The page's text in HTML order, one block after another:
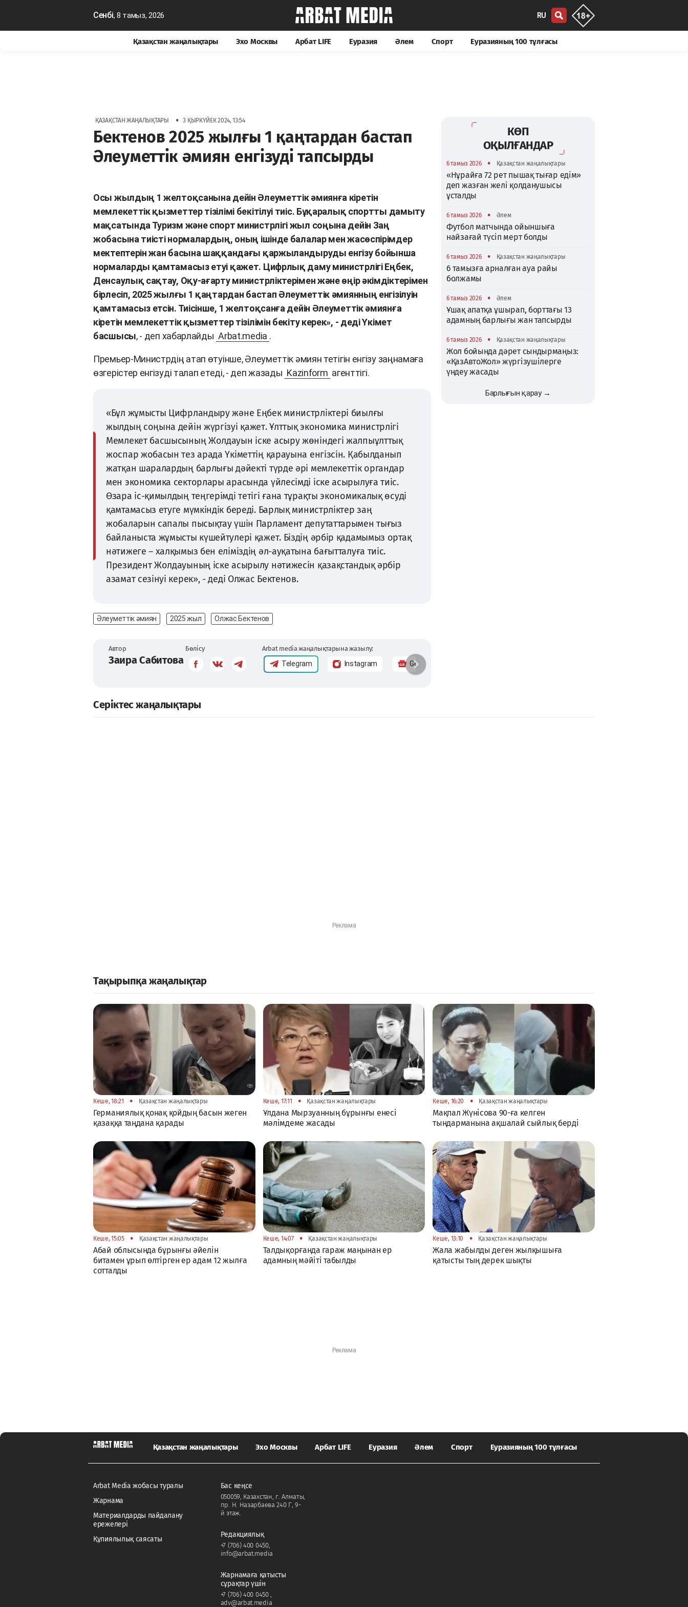
Сенбі, 8 тамыз, 2026 RU
Қазақстан жаңалықтары Эхо Москвы Арбат LIFE Еуразия Әлем Спорт Еуразияның 100 тұлғасы
ҚАЗАҚСТАН ЖАҢАЛЫҚТАРЫ • 3 ҚЫРКҮЙЕК 2024, 13:54
Бектенов 2025 жылғы 1 қаңтардан бастап
Әлеуметтік әмиян енгізуді тапсырды
Осы жылдың 1 желтоқсанына дейін Әлеуметтік әмиянға кіретін
мемлекеттік қызметтер тізілімі бекітілуі тиіс. Бұқаралық спортты дамыту
мақсатында Туризм және спорт министрлігі жыл соңына дейін Заң
жобасына тиісті нормалардың, оның ішінде балалар мен жасөспірімдер
мектептерін жан басына шаққандағы қаржыландыруды енгізу бойынша
нормаларды қамтамасыз етуі қажет. Цифрлық даму министрлігі Еңбек,
Денсаулық сақтау, Оқу-ағарту министрліктерімен және өңір әкімдіктерімен
бірлесіп, 2025 жылғы 1 қаңтардан бастап Әлеуметтік әмиянның енгізілуін
қамтамасыз етсін. Тиісінше, 1 желтоқсанға дейін Әлеуметтік әмиянға
кіретін мемлекеттік қызметтер тізілімін бекіту керек», - деді Үкімет
басшысы, - деп хабарлайды Arbat.media .
Премьер-Министрдің атап өтуінше, Әлеуметтік әмиян тетігін енгізу заңнамаға
өзгерістер енгізуді талап етеді, - деп жазады Kazinform агенттігі.
«Бұл жұмысты Цифрландыру және Еңбек министрліктері биылғы
жылдың соңына дейін жүргізуі қажет. Ұлттық экономика министрлігі
Мемлекет басшысының Жолдауын іске асыру жөніндегі жалпыұлттық
жоспар жобасын тез арада Үкіметтің қарауына енгізсін. Қабылданып
жатқан шаралардың барлығы дәйекті түрде әрі мемлекеттік органдар
мен экономика секторлары арасында үйлесімді іске асырылуға тиіс.
Өзара іс-қимылдың теңгерімді тетігі ғана тұрақты экономикалық өсуді
қамтамасыз етуге мүмкіндік береді. Барлық министрліктер заң
жобаларын сапалы пысықтау үшін Парламент депутаттарымен тығыз
байланыста жұмысты күшейтулері қажет. Біздің әрбір қадамымыз ортақ
нәтижеге – халқымыз бен еліміздің әл-ауқатына бағытталуға тиіс.
Президент Жолдауының іске асырылу нәтижесін қазақстандық әрбір
азамат сезінуі керек», - деді Олжас Бектенов.
Әлеуметтік әмиян 2025 жыл Олжас Бектенов
Автор
Заира Сабитова
Бөлісу Arbat media жаңалықтарына жазылу:
Telegram Instagram Google News
КӨП
ОҚЫЛҒАНДАР
6 тамыз 2026 • Қазақстан жаңалықтары
«Нұрайға 72 рет пышақ тығар едім»
деп жазған желі қолданушысы
ұсталды
6 тамыз 2026 • Әлем
Футбол матчында ойыншыға
найзағай түсіп мерт болды
6 тамыз 2026 • Қазақстан жаңалықтары
6 тамызға арналған ауа райы
болжамы
6 тамыз 2026 • Әлем
Ұшақ апатқа ұшырап, борттағы 13
адамның барлығы жан тапсырды
6 тамыз 2026 • Қазақстан жаңалықтары
Жол бойында дәрет сындырмаңыз:
«ҚазАвтоЖол» жүргізушілерге
үндеу жасады
Барлығын қарау →
Серіктес жаңалықтары
Тақырыпқа жаңалықтар
Кеше, 18:21 • Қазақстан жаңалықтары
Германиялық қонақ қойдың басын жеген
қазаққа таңдана қарады
Кеше, 17:11 • Қазақстан жаңалықтары
Ұлдана Мырзуанның бұрынғы енесі
мәлімдеме жасады
Кеше, 16:20 • Қазақстан жаңалықтары
Мақпал Жүнісова 90-ға келген
тыңдарманына ақшалай сыйлық берді
Кеше, 15:05 • Қазақстан жаңалықтары
Абай облысында бұрынғы әйелін
битамен ұрып өлтірген ер адам 12 жылға
сотталды
Кеше, 14:07 • Қазақстан жаңалықтары
Талдықорғанда гараж маңынан ер
адамның мәйіті табылды
Кеше, 13:10 • Қазақстан жаңалықтары
Жала жабылды деген жылқышыға
қатысты тың дерек шықты
Қазақстан жаңалықтары Эхо Москвы Арбат LIFE Еуразия Әлем Спорт Еуразияның 100 тұлғасы
Arbat Media жобасы туралы
Жарнама
Материалдарды пайдалану
ережелері
Құпиялылық саясаты
Бас кеңсе
050059, Казахстан, г. Алматы,
пр. Н. Назарбаева 240 Г, 9-
й этаж.
Редакциялық
+7 (706) 400 0450,
info@arbat.media
Жарнамаға қатысты
сұрақтар үшін
+7 (706) 400 0450
adv@arbat.media